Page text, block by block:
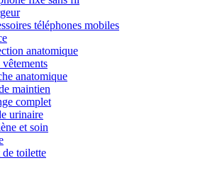
téléphones mobiles
anatomique
vêtements
anatomique
maintien
complet
urinaire
et soin
de toilette